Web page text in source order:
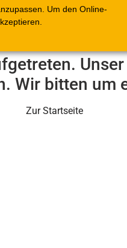
Um den Online-
Belege
Wir bitten um
Zur Startseite